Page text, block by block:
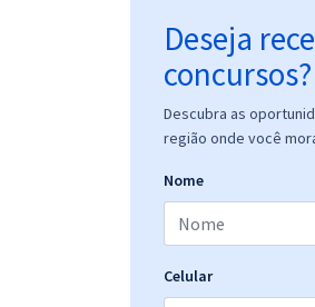
Deseja
concursos?
Descubra as
região onde você
Nome
Celular